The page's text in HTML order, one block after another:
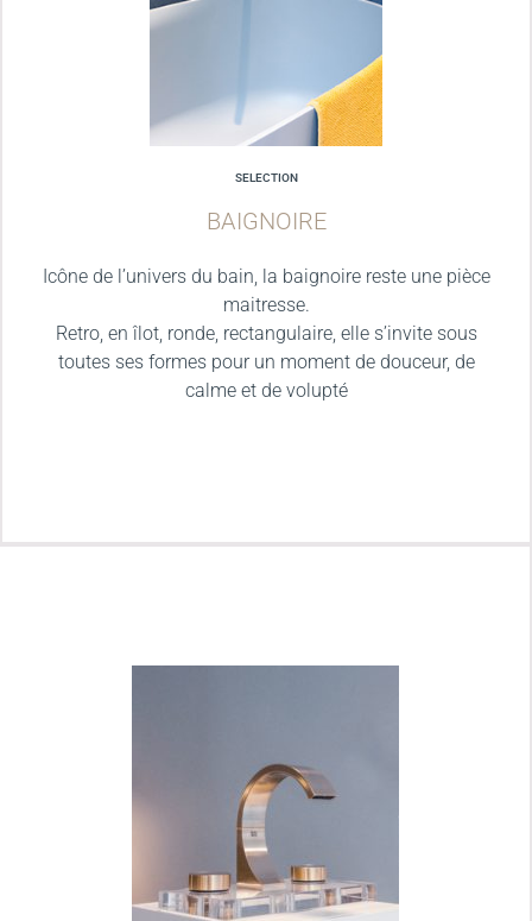
SELECTION
BAIGNOIRE
Icône de l’univers du bain, la baignoire reste une pièce
maitresse.
Retro, en îlot, ronde, rectangulaire, elle s’invite sous
toutes ses formes pour un moment de douceur, de
calme et de volupté